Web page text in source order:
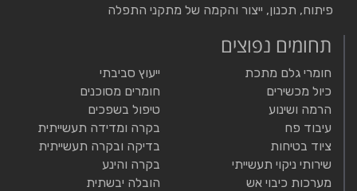
פיתוח, תכנון, ייצור והקמה של מתקני התפלה
תחומים נפוצים
חומרי גלם מתכת
כיול מכשירים
הרמה ושינוע
עיבוד פח
ציוד בטיחות
שירותי ניקוי תעשייתי
מערכות כיבוי אש
ייעוץ סביבתי
חומרים מסוכנים
טיפול בשפכים
בקרה ומדידה תעשייתית
בדיקה ובקרה תעשייתית
בקרה והינע
הובלה יבשתית